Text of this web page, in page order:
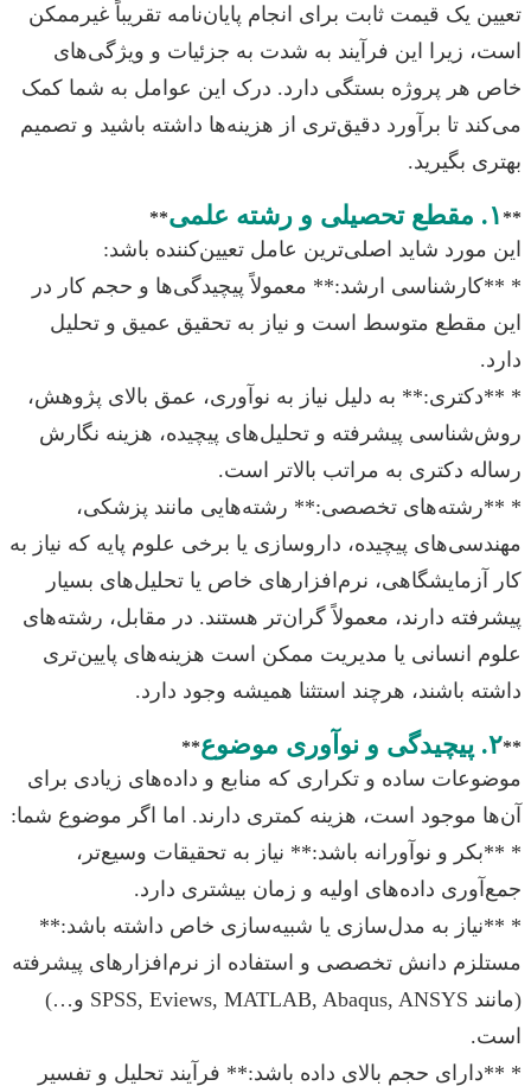
تعیین یک قیمت ثابت برای انجام پایان‌نامه تقریباً غیرممکن
است، زیرا این فرآیند به شدت به جزئیات و ویژگی‌های
خاص هر پروژه بستگی دارد. درک این عوامل به شما کمک
می‌کند تا برآورد دقیق‌تری از هزینه‌ها داشته باشید و تصمیم
بهتری بگیرید.
** ۱. مقطع تحصیلی و رشته علمی **
این مورد شاید اصلی‌ترین عامل تعیین‌کننده باشد:
* **کارشناسی ارشد:** معمولاً پیچیدگی‌ها و حجم کار در
این مقطع متوسط است و نیاز به تحقیق عمیق و تحلیل
دارد.
* **دکتری:** به دلیل نیاز به نوآوری، عمق بالای پژوهش،
روش‌شناسی پیشرفته و تحلیل‌های پیچیده، هزینه نگارش
رساله دکتری به مراتب بالاتر است.
* **رشته‌های تخصصی:** رشته‌هایی مانند پزشکی،
مهندسی‌های پیچیده، داروسازی یا برخی علوم پایه که نیاز به
کار آزمایشگاهی، نرم‌افزارهای خاص یا تحلیل‌های بسیار
پیشرفته دارند، معمولاً گران‌تر هستند. در مقابل، رشته‌های
علوم انسانی یا مدیریت ممکن است هزینه‌های پایین‌تری
داشته باشند، هرچند استثنا همیشه وجود دارد.
**۲. پیچیدگی و نوآوری موضوع **
موضوعات ساده و تکراری که منابع و داده‌های زیادی برای
آن‌ها موجود است، هزینه کمتری دارند. اما اگر موضوع شما:
* **بکر و نوآورانه باشد:** نیاز به تحقیقات وسیع‌تر،
جمع‌آوری داده‌های اولیه و زمان بیشتری دارد.
* **نیاز به مدل‌سازی یا شبیه‌سازی خاص داشته باشد:**
مستلزم دانش تخصصی و استفاده از نرم‌افزارهای پیشرفته
(مانند SPSS, Eviews, MATLAB, Abaqus, ANSYS و…)
است.
* **دارای حجم بالای داده باشد:** فرآیند تحلیل و تفسیر